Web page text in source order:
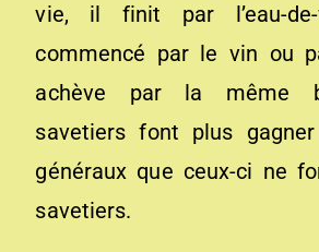
vie, il finit par l’eau-
commencé par le vin ou
achève par la même
savetiers font plus
généraux que ceux-ci ne
savetiers.